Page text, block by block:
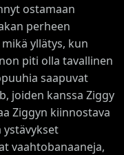
ostamaan
perheen
yllätys, kun
piti olla tavallinen
saapuvat
joiden kanssa Ziggy
Ziggyn kiinnostava
ystävykset
vaahtobanaaneja,